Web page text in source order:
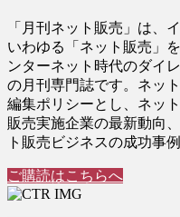
「月刊ネット販売」は、
いわゆる「ネット販売」
ンターネット時代のダイ
の月刊専門誌です。ネッ
編集ポリシーとし、ネッ
販売実施企業の最新動向
ト販売ビジネスの成功事
ご購読はこちらへ